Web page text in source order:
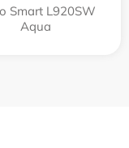
Smart L920SW
Aqua